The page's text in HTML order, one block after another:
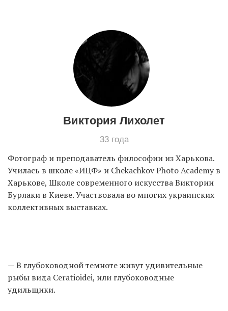
Виктория Лихолет
33 года
Фотограф и преподаватель философии из Харькова.
Училась в школе «ИЦФ» и Chekachkov Photo Academy в
Харькове, Школе современного искусства Виктории
Бурлаки в Киеве. Участвовала во многих украинских
коллективных выставках.
— В глубоководной темноте живут удивительные
рыбы вида Ceratioidei, или глубоководные
удильщики.